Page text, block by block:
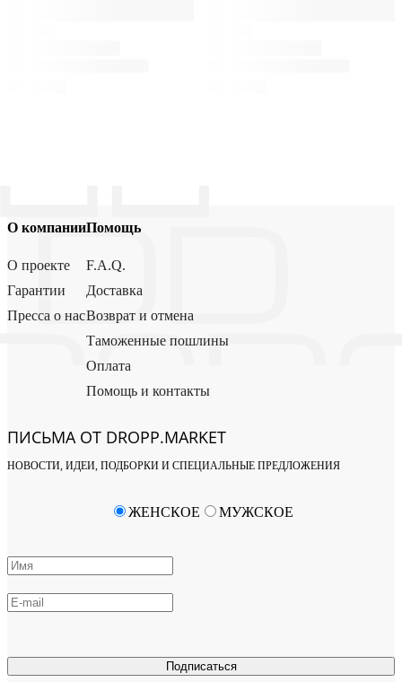
О компании
О проекте
Гарантии
Пресса о нас
Помощь
F.A.Q.
Доставка
Возврат и отмена
Таможенные пошлины
Оплата
Помощь и контакты
ПИСЬМА ОТ DROPP.MARKET
НОВОСТИ, ИДЕИ, ПОДБОРКИ И СПЕЦИАЛЬНЫЕ ПРЕДЛОЖЕНИЯ
Подписаться
ЖЕНСКОЕ МУЖСКОЕ